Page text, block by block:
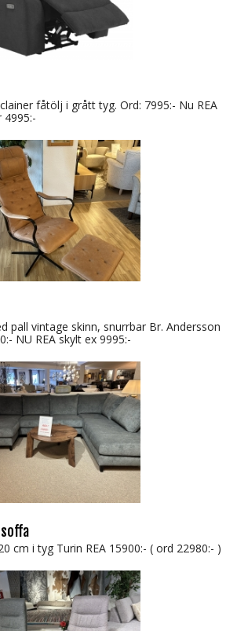
fåtölj i grått tyg. Ord: 7995:- Nu REA
4995:-
pall vintage skinn, snurrbar Br. Andersson
NU REA skylt ex 9995:-
cm i tyg Turin REA 15900:- ( ord 22980:- )